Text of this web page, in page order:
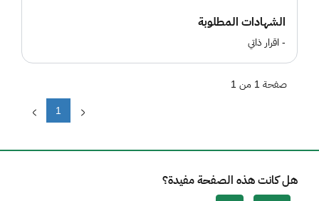
الشهادات المطلوبة
- اقرار ذاتي
1
صفحة 1 من 1
هل كانت هذه الصفحة مفيدة؟